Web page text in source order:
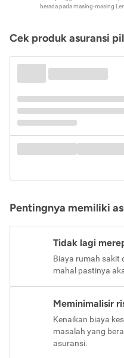
berada pada masing-masing
Cek produk asuransi
Pentingnya memiliki
Tidak lagi
Biaya rumah sakit
mahal pastinya
Meminimalisir
Kenaikan biaya
masalah yang
asuransi.